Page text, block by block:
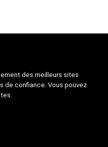
des meilleurs sites
de confiance. Vous pouvez